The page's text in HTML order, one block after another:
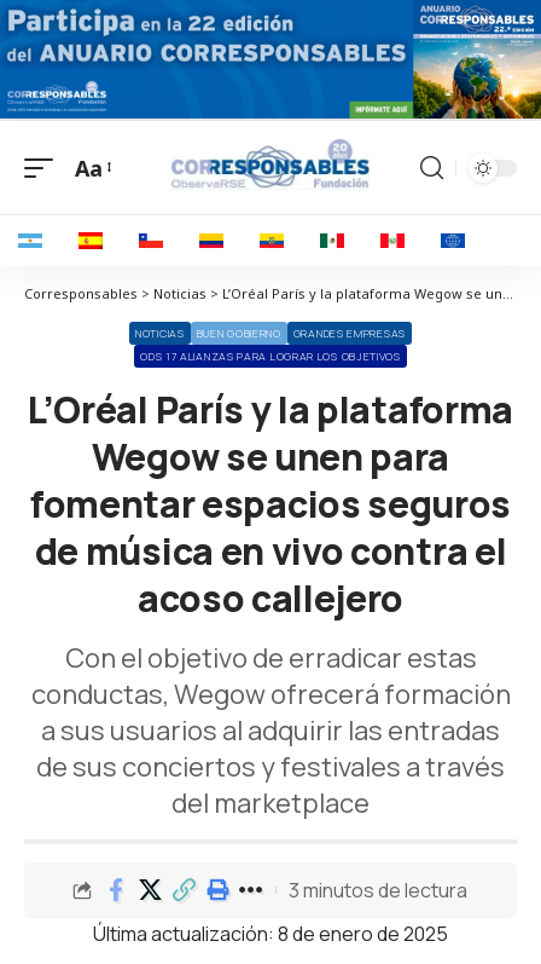
Aa
Corresponsables > Noticias > L’Oréal París y la plataforma Wegow se unen para fomentar espacios seguros de música en vivo contra el acoso callejero
NOTICIAS BUEN GOBIERNO
GRANDES EMPRESAS
ODS 17 ALIANZAS PARA LOGRAR LOS OBJETIVOS
L’Oréal París y la plataforma
Wegow se unen para
fomentar espacios seguros
de música en vivo contra el
acoso callejero
Con el objetivo de erradicar estas
conductas, Wegow ofrecerá formación
a sus usuarios al adquirir las entradas
de sus conciertos y festivales a través
del marketplace
Última actualización: 8 de enero de 2025
3 minutos de lectura